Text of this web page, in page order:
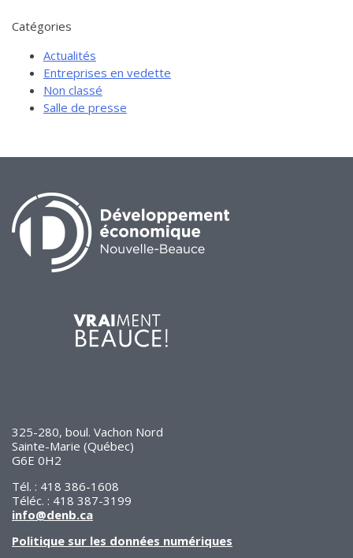
Catégories
Actualités
Entreprises en vedette
Non classé
Salle de presse
325-280, boul. Vachon Nord
Sainte-Marie (Québec)
G6E 0H2
Tél. : 418 386-1608
Téléc. : 418 387-3199
info@denb.ca
Politique sur les données numériques